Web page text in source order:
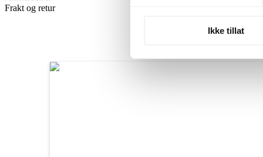
Ikke tillat
Frakt og retur